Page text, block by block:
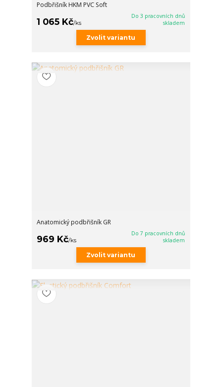
Podbřišník HKM PVC Soft
1 065 Kč/ks
Do 3 pracovních dnů
skladem
Zvolit variantu
Anatomický podbřišník GR
969 Kč/ks
Do 7 pracovních dnů
skladem
Zvolit variantu